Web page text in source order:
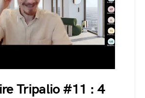
Tripalio #11 : 4